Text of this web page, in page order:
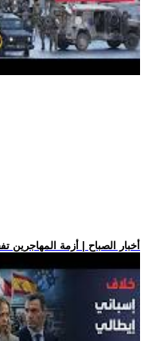
.. أخبار الصباح | أزمة المهاجرين